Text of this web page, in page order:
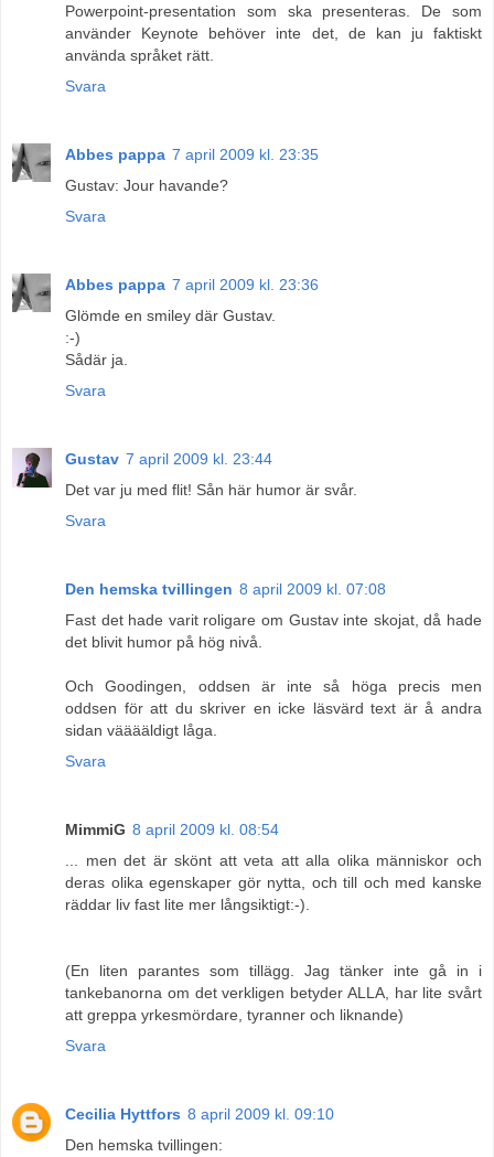
Powerpoint-presentation som ska presenteras. De som
använder Keynote behöver inte det, de kan ju faktiskt
använda språket rätt.
Svara
Abbes pappa 7 april 2009 kl. 23:35
Gustav: Jour havande?
Svara
Abbes pappa 7 april 2009 kl. 23:36
Glömde en smiley där Gustav.
:-)
Sådär ja.
Svara
Gustav 7 april 2009 kl. 23:44
Det var ju med flit! Sån här humor är svår.
Svara
Den hemska tvillingen 8 april 2009 kl. 07:08
Fast det hade varit roligare om Gustav inte skojat, då hade
det blivit humor på hög nivå.
Och Goodingen, oddsen är inte så höga precis men
oddsen för att du skriver en icke läsvärd text är å andra
sidan vääääldigt låga.
Svara
MimmiG 8 april 2009 kl. 08:54
... men det är skönt att veta att alla olika människor och
deras olika egenskaper gör nytta, och till och med kanske
räddar liv fast lite mer långsiktigt:-).
(En liten parantes som tillägg. Jag tänker inte gå in i
tankebanorna om det verkligen betyder ALLA, har lite svårt
att greppa yrkesmördare, tyranner och liknande)
Svara
Cecilia Hyttfors 8 april 2009 kl. 09:10
Den hemska tvillingen: